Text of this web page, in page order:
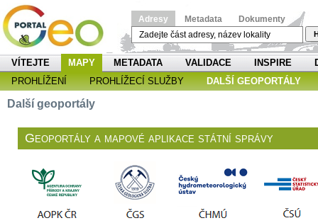
Adresy Metadata Dokumenty
VÍTEJTE MAPY METADATA VALIDACE INSPIRE
PROHLÍŽENÍ
PROHLÍŽECÍ SLUŽBY DALŠÍ GEOPORTÁLY
Další geoportály
Geoportály a mapové aplikace státní správy